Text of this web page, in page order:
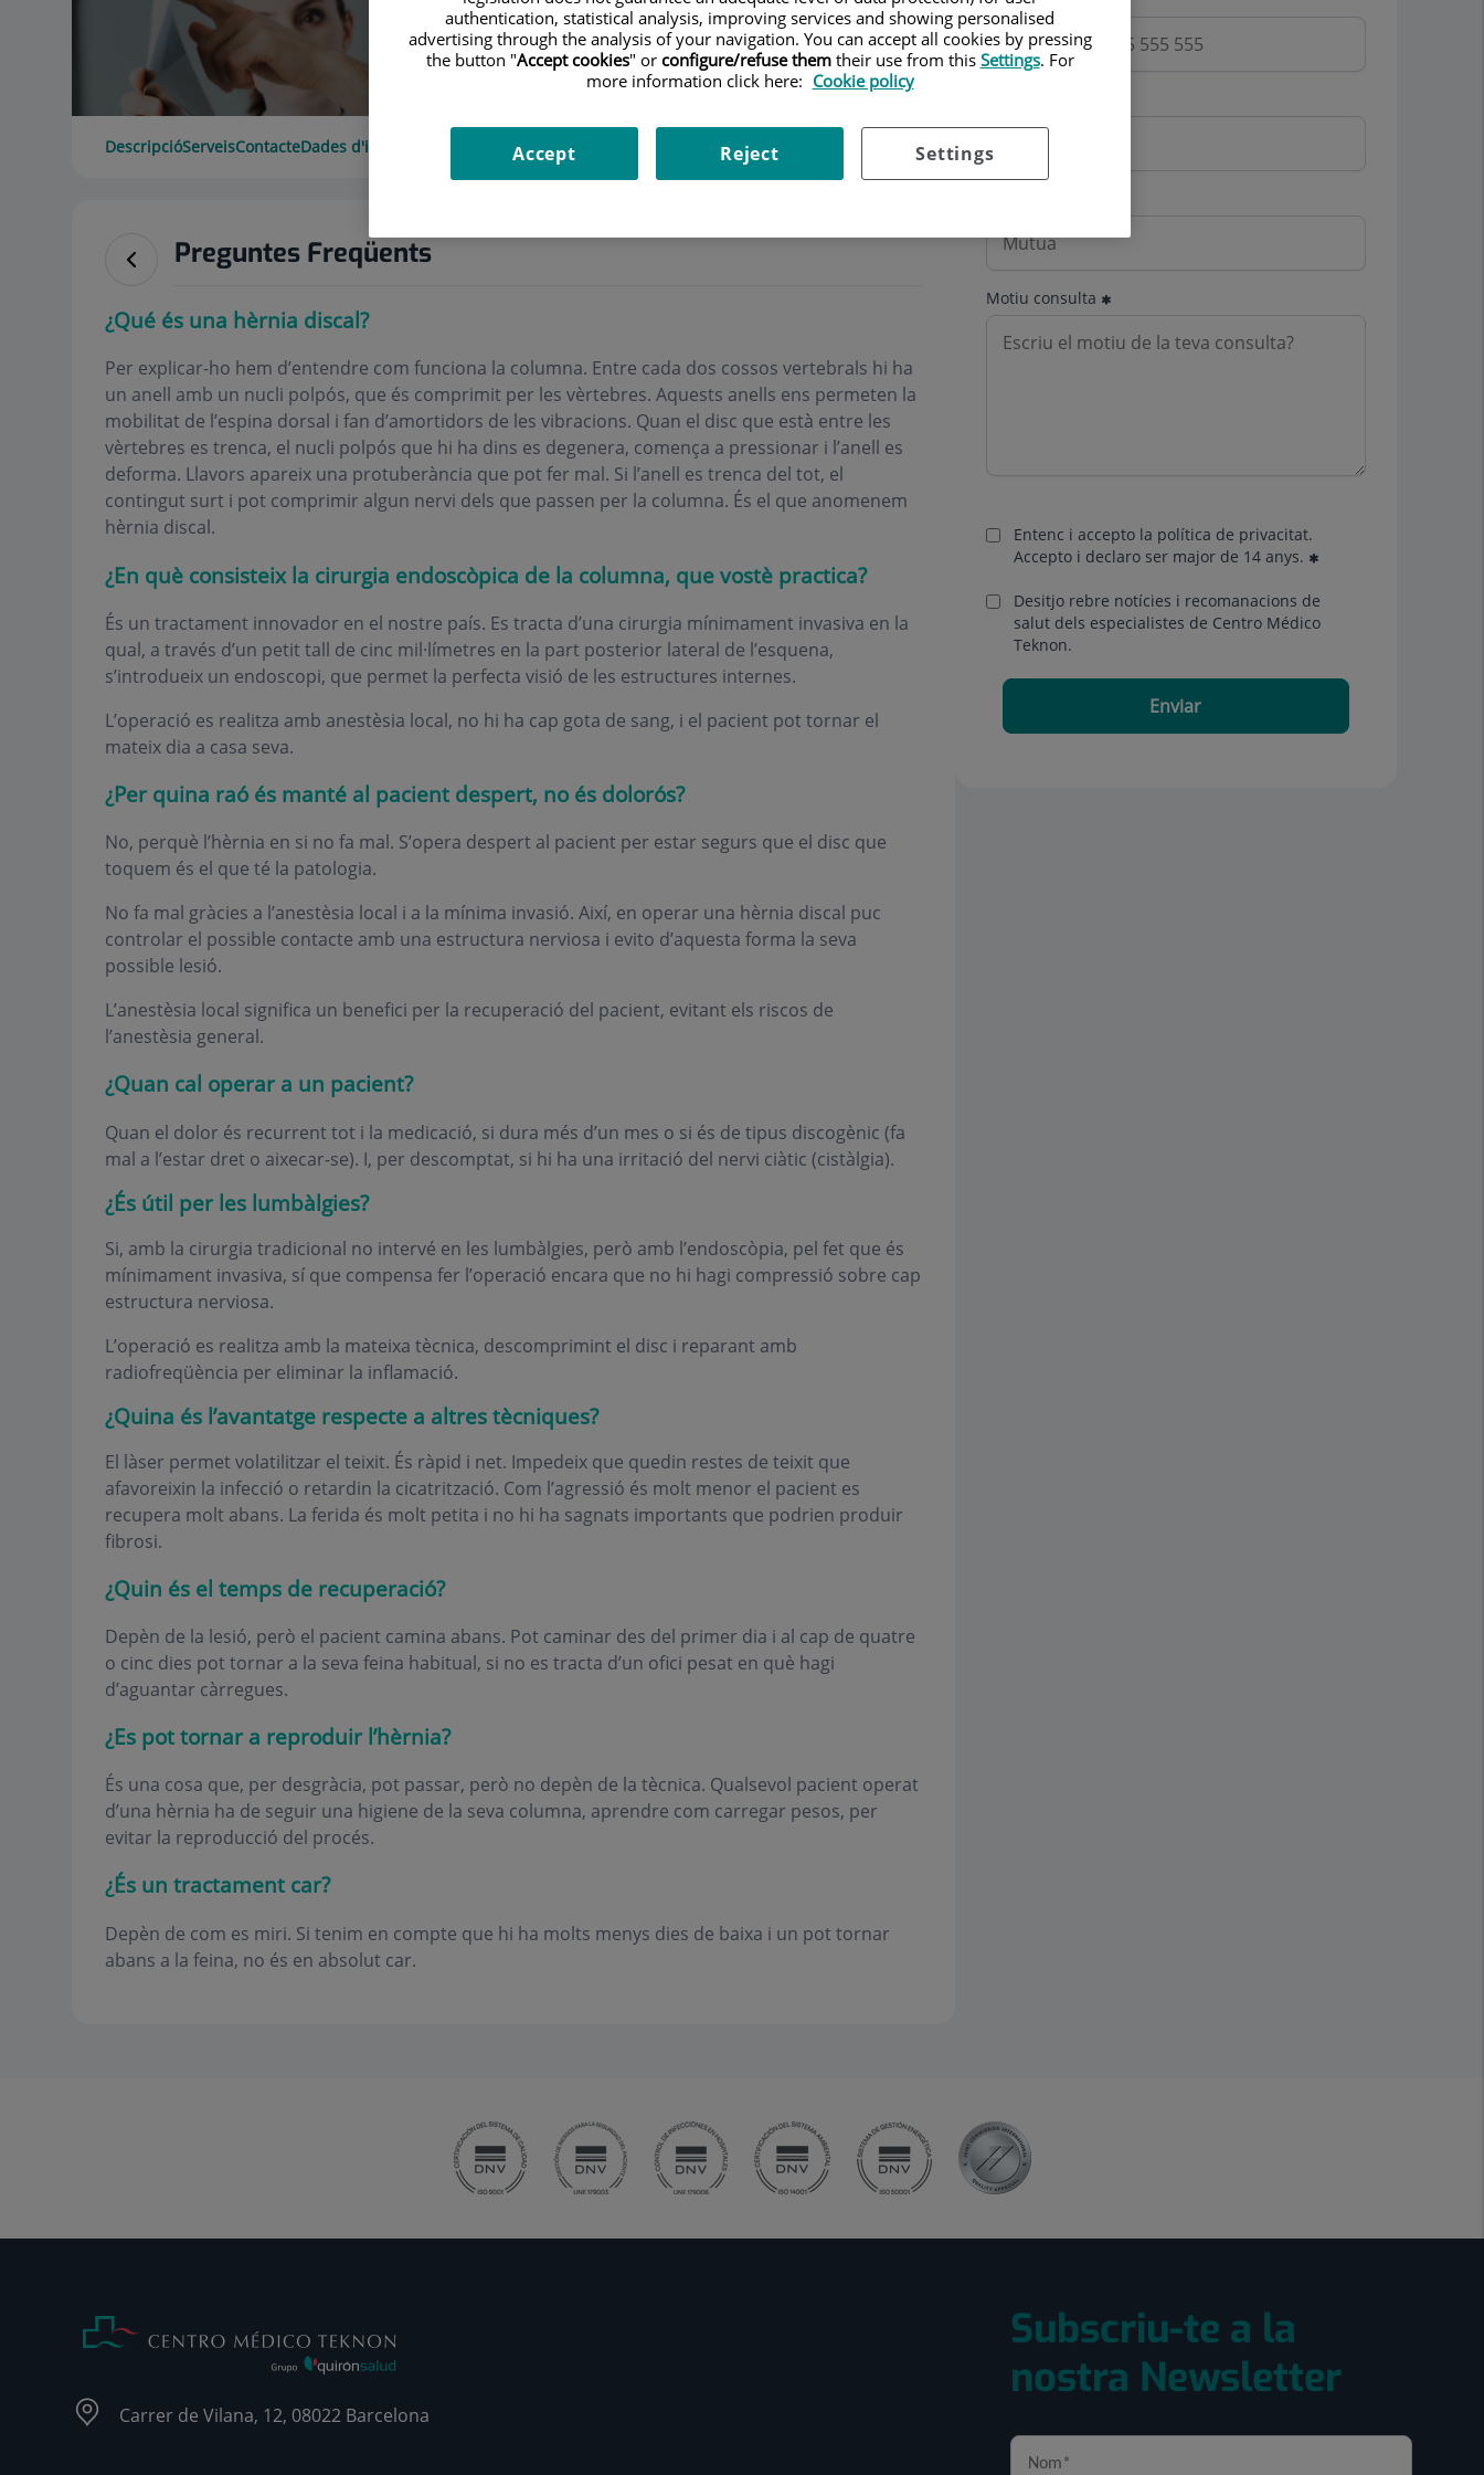
DescripcióServeisContacteDades d'interès
Preguntes Freqüents
¿Qué és una hèrnia discal?
Per explicar-ho hem d’entendre com funciona la columna. Entre cada dos cossos vertebrals hi ha
un anell amb un nucli polpós, que és comprimit per les vèrtebres. Aquests anells ens permeten la
mobilitat de l’espina dorsal i fan d’amortidors de les vibracions. Quan el disc que està entre les
vèrtebres es trenca, el nucli polpós que hi ha dins es degenera, comença a pressionar i l’anell es
deforma. Llavors apareix una protuberància que pot fer mal. Si l’anell es trenca del tot, el
contingut surt i pot comprimir algun nervi dels que passen per la columna. És el que anomenem
hèrnia discal.
¿En què consisteix la cirurgia endoscòpica de la columna, que vostè practica?
És un tractament innovador en el nostre país. Es tracta d’una cirurgia mínimament invasiva en la
qual, a través d’un petit tall de cinc mil·límetres en la part posterior lateral de l’esquena,
s’introdueix un endoscopi, que permet la perfecta visió de les estructures internes.
L’operació es realitza amb anestèsia local, no hi ha cap gota de sang, i el pacient pot tornar el
mateix dia a casa seva.
¿Per quina raó és manté al pacient despert, no és dolorós?
No, perquè l’hèrnia en si no fa mal. S’opera despert al pacient per estar segurs que el disc que
toquem és el que té la patologia.
No fa mal gràcies a l’anestèsia local i a la mínima invasió. Així, en operar una hèrnia discal puc
controlar el possible contacte amb una estructura nerviosa i evito d’aquesta forma la seva
possible lesió.
L’anestèsia local significa un benefici per la recuperació del pacient, evitant els riscos de
l’anestèsia general.
¿Quan cal operar a un pacient?
Quan el dolor és recurrent tot i la medicació, si dura més d’un mes o si és de tipus discogènic (fa
mal a l’estar dret o aixecar-se). I, per descomptat, si hi ha una irritació del nervi ciàtic (cistàlgia).
¿És útil per les lumbàlgies?
Si, amb la cirurgia tradicional no intervé en les lumbàlgies, però amb l’endoscòpia, pel fet que és
mínimament invasiva, sí que compensa fer l’operació encara que no hi hagi compressió sobre cap
estructura nerviosa.
L’operació es realitza amb la mateixa tècnica, descomprimint el disc i reparant amb
radiofreqüència per eliminar la inflamació.
¿Quina és l’avantatge respecte a altres tècniques?
El làser permet volatilitzar el teixit. És ràpid i net. Impedeix que quedin restes de teixit que
afavoreixin la infecció o retardin la cicatrització. Com l’agressió és molt menor el pacient es
recupera molt abans. La ferida és molt petita i no hi ha sagnats importants que podrien produir
fibrosi.
¿Quin és el temps de recuperació?
Depèn de la lesió, però el pacient camina abans. Pot caminar des del primer dia i al cap de quatre
o cinc dies pot tornar a la seva feina habitual, si no es tracta d’un ofici pesat en què hagi
d’aguantar càrregues.
¿Es pot tornar a reproduir l’hèrnia?
És una cosa que, per desgràcia, pot passar, però no depèn de la tècnica. Qualsevol pacient operat
d’una hèrnia ha de seguir una higiene de la seva columna, aprendre com carregar pesos, per
evitar la reproducció del procés.
¿És un tractament car?
Depèn de com es miri. Si tenim en compte que hi ha molts menys dies de baixa i un pot tornar
abans a la feina, no és en absolut car.
Motiu consulta
Entenc i accepto la política de privacitat.
Accepto i declaro ser major de 14 anys.
Desitjo rebre notícies i recomanacions de
salut dels especialistes de Centro Médico
Teknon.
Enviar
Carrer de Vilana, 12, 08022 Barcelona
Subscriu-te a la
nostra Newsletter
authentication, statistical analysis, improving services and showing personalised
advertising through the analysis of your navigation. You can accept all cookies by pressing
the button "Accept cookies" or configure/refuse themtheir use from this Settings. For
more information click here: Cookie policy
Settings
Reject
Accept